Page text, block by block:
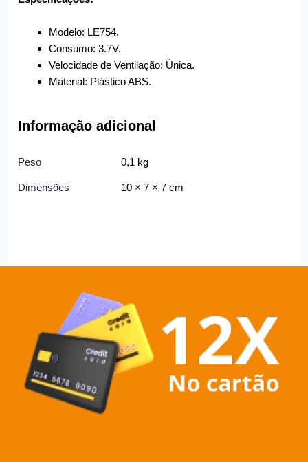
Modelo: LE754.
Consumo: 3.7V.
Velocidade de Ventilação: Única.
Material: Plástico ABS.
Informação adicional
Peso 0,1 kg
Dimensões 10 × 7 × 7 cm